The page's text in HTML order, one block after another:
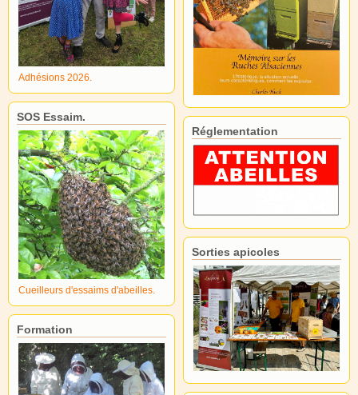
Adhésions 2026.
SOS Essaim.
Cueilleurs d'essaims d'abeilles.
Formation
Réglementation
Sorties apicoles